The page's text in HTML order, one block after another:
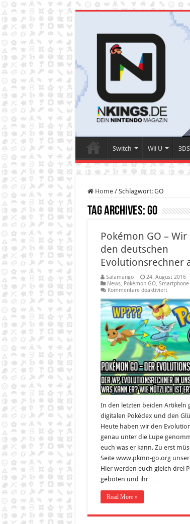
Switch Wii U 3DS
Home / Schlagwort: GO
Tag Archives:GO
Pokémon GO –
den deutschen
Evolutionsrechner
Salamango
24. August 2016
News, Pokémon GO, Smartphone
Kommentare deaktiviertfür
GO
–
Wir
haben
uns
den
In den letzten beiden Artikeln
digitalen Pokédex und den
Heute haben wir den
genau unter die Lupe
euch was er kann. Zu erst
Seite www.pkmn-go.org
Hier werden euch gleich drei
geboten und ihr …
Read More »